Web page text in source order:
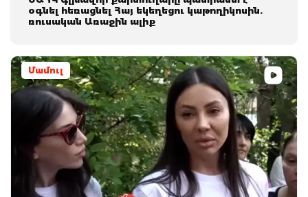
օգնել հեռացնել Հայ եկեղեցու կաթողիկոսին.
ռուսական Առաջին ալիք
Մամուլ